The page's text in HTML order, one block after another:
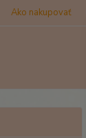
Ako nakupovať